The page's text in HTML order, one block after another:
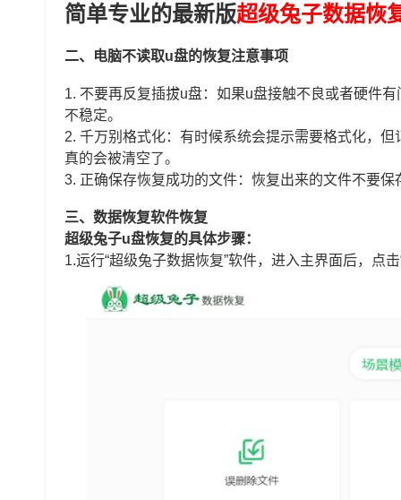
简单专业的最新版超级兔子数据恢
二、电脑不读取u盘的恢复注意事项
1. 不要再反复插拔u盘：如果u盘接触不良或者硬件
不稳定。
2. 千万别格式化：有时候系统会提示需要格式化，
真的会被清空了。
3. 正确保存恢复成功的文件：恢复出来的文件不要
三、数据恢复软件恢复
超级兔子u盘恢复的具体步骤：
1.运行“超级兔子数据恢复”软件，进入主界面后，点